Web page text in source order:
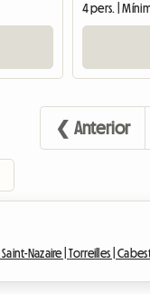
4 pers. |
❮ Anterior
Saint-Nazaire |Torreilles |